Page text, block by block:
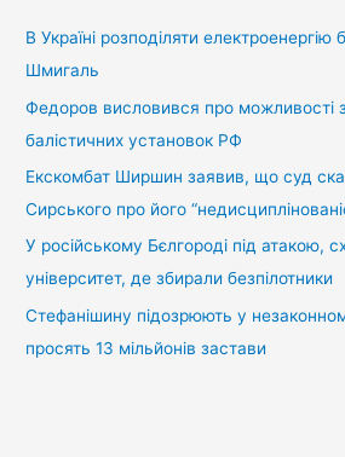
:В Україні розподіляти
Шмигаль
Федоров висловився про можливості
балістичних установок РФ
Екскомбат Ширшин заявив, що суд
Сирського про його
У російському Бєлгороді під атакою,
університет, де збирали безпілотники
Стефанішину підозрюють у
просять 13 мільйонів застави